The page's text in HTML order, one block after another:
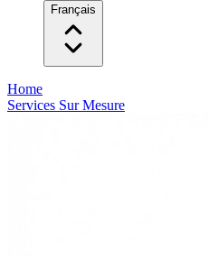
Français
Home
Services Sur Mesure